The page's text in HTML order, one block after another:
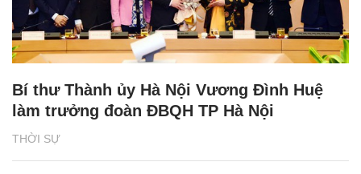
THỜI SỰ
Bí thư Thành ủy Hà Nội Vương Đình Huệ
làm trưởng đoàn ĐBQH TP Hà Nội